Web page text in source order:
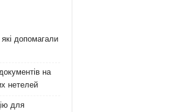
допомагали
на
нетелей
для